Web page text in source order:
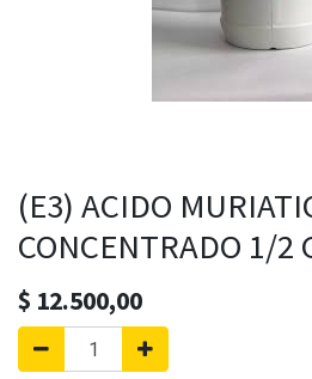
(E3) ACIDO
CONCENTRADO 1/2
$ 12.500,00